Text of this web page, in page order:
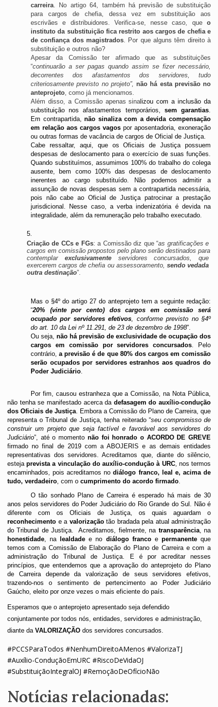
carreira . No artigo 64, também há previsão de substituição
para cargos de chefia, dessa vez em substituição aos
escrivães e distribuidores. Verifica-se, nesse caso, que o
instituto da substituição fica restrito aos cargos de chefia e
de confiança dos magistrados . Por que alguns têm direito à
substituição e outros não?
Apesar da Comissão ter afirmado que as substituições
“continuarão a ser pagas quando assim se fizer necessário,
decorrentes dos afastamentos dos servidores, tudo
criteriosamente previsto no projeto”, não há esta previsão no
anteprojeto , como já mencionamos.
Além disso, a Comissão apenas sinalizou com a inclusão da
substituição nos afastamentos temporários, sem garantias
Em contrapartida, não sinaliza com a devida compensação
em relação aos cargos vagos por aposentadoria, exoneração
ou outras formas de vacância de cargos de Oficial de Justiça.
Cabe ressaltar, aqui, que os Oficiais de Justiça possuem
despesas de deslocamento para o exercício de suas funções.
Quando substituímos, assumimos 100% do trabalho do colega
ausente, bem como 100% das despesas de deslocamento
inerentes ao cargo substituído. Não podemos admitir a
assunção de novas despesas sem a contrapartida necessária,
pois não cabe ao Oficial de Justiça patrocinar a prestação
jurisdicional. Nesse caso, a verba indenizatória é devida na
integralidade, além da remuneração pelo trabalho executado.
Criação de CCs e FGs: a Comissão diz que “as gratificações e
cargos em comissão propostos pelo plano serão destinados para
contemplar exclusivamente servidores concursados, que
exercerem cargos de chefia ou assessoramento, sendo vedada
outra destinação”.
Mas o §4º do artigo 27 do anteprojeto tem a seguinte redação:
“20% (vinte por cento) dos cargos em comissão será
ocupado por servidores efetivos , conforme previsto no §4º
do art. 10 da Lei nº 11.291, de 23 de dezembro de 1998”.
Ou seja, não há previsão de exclusividade de ocupação dos
cargos em comissão por servidores concursados . Pelo
contrário, a previsão é de que 80% dos cargos em comissão
serão ocupados por servidores estranhos aos quadros do
Poder Judiciário
Por fim, causou estranheza que a Comissão, na Nota Pública,
não tenha se manifestado acerca da defasagem do auxílio-condução
dos Oficiais de Justiça. Embora a Comissão do Plano de Carreira, que
representa o Tribunal de Justiça, tenha reiterado “seu compromisso de
construir um projeto que seja factível e favorável aos servidores do
Judiciário”, até o momento não foi honrado o ACORDO DE GREVE
firmado no final de 2019 com a ABOJERIS e as demais entidades
representativas dos servidores. Acreditamos que, diante do silêncio,
esteja prevista a vinculação do auxílio-condução à URC, nos termos
encaminhados, pois acreditamos no diálogo franco, leal e, acima de
tudo, verdadeiro, com o cumprimento do acordo firmado.
O tão sonhado Plano de Carreira é esperado há mais de 30
anos pelos servidores do Poder Judiciário do Rio Grande do Sul. Não é
reconhecimento e a valorização tão bradada pela atual administração
do Tribunal de Justiça.  Acreditamos, fielmente, na transparência
honestidade , na lealdade e no diálogo franco e permanente que
temos com a Comissão de Elaboração do Plano de Carreira e com a
administração do Tribunal de Justiça. E é por acreditar nesses
princípios, que entendemos que a aprovação do anteprojeto do Plano
de Carreira depende da valorização de seus servidores efetivos,
trazendo-nos o sentimento de pertencimento ao Poder Judiciário
Gaúcho, eleito por onze vezes o mais eficiente do país.
Esperamos que o anteprojeto apresentado seja defendido
conjuntamente por todos nós, entidades, servidores e administração,
diante da VALORIZAÇÃO dos servidores concursados.
#PCCSParaTodos #NenhumDireitoAMenos #ValorizaTJ
#Auxílio-ConduçãoEmURC #RiscoDeVidaOJ
#SubstituiçãoIntegralOJ #RemoçãoDeOfícioNão
Notícias relacionadas: